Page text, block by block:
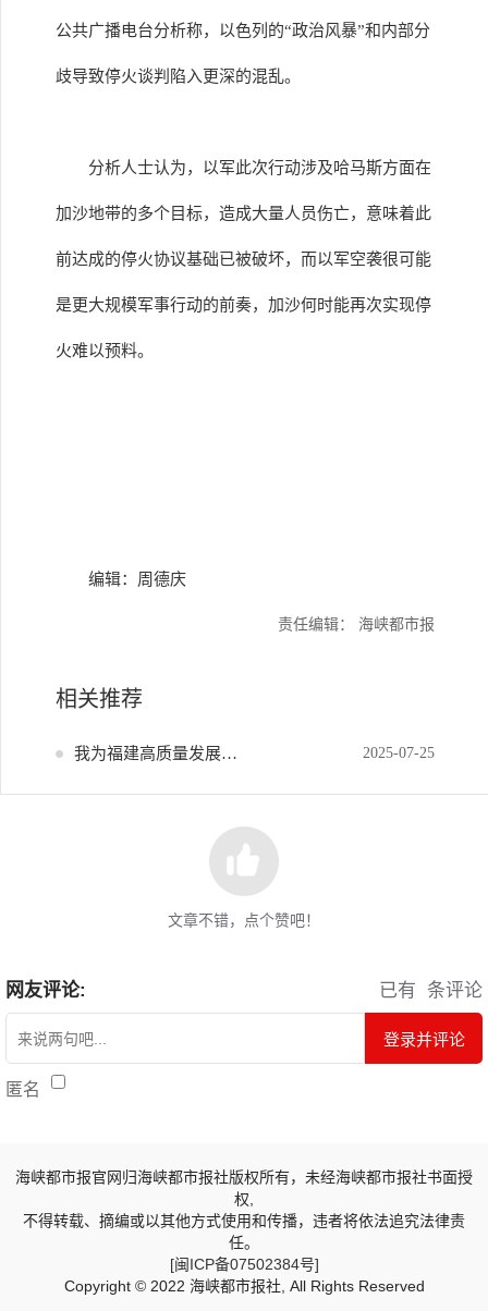
公共广播电台分析称，以色列的“政治风暴”和内部分
歧导致停火谈判陷入更深的混乱。
分析人士认为，以军此次行动涉及哈马斯方面在
加沙地带的多个目标，造成大量人员伤亡，意味着此
前达成的停火协议基础已被破坏，而以军空袭很可能
是更大规模军事行动的前奏，加沙何时能再次实现停
火难以预料。
编辑：周德庆
责任编辑： 海峡都市报
相关推荐
我为福建高质量发展献策 2025-07-25
文章不错，点个赞吧！
网友评论: 已有 条评论
登录并评论
匿名
海峡都市报官网归海峡都市报社版权所有，未经海峡都市报社书面授
权,
不得转载、摘编或以其他方式使用和传播，违者将依法追究法律责
任。
[闽ICP备07502384号]
Copyright © 2022 海峡都市报社, All Rights Reserved